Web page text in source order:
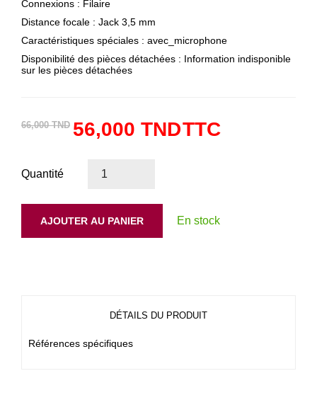
Connexions : Filaire
Distance focale : ‎Jack 3,5 mm
Caractéristiques spéciales : avec_microphone
Disponibilité des pièces détachées : ‎Information indisponible
sur les pièces détachées
66,000 TND 56,000 TNDTTC
Quantité
AJOUTER AU PANIER En stock
DÉTAILS DU PRODUIT
Références spécifiques